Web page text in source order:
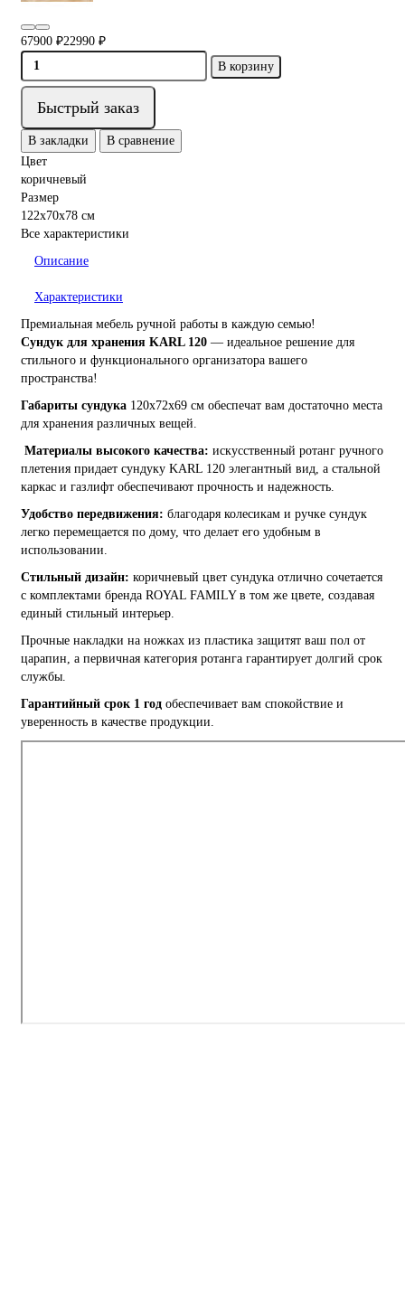
67900 ₽22990 ₽
В корзину
Быстрый заказ
В закладки
В сравнение
Цвет
коричневый
Размер
122х70х78 см
Все характеристики
Описание
Характеристики
Премиальная мебель ручной работы в каждую семью!
Сундук для хранения KARL 120 — идеальное решение для
стильного и функционального организатора вашего
пространства!
Габариты сундука 120х72х69 см обеспечат вам достаточно места
для хранения различных вещей.
Материалы высокого качества: искусственный ротанг ручного
плетения придает сундуку KARL 120 элегантный вид, а стальной
каркас и газлифт обеспечивают прочность и надежность.
Удобство передвижения: благодаря колесикам и ручке сундук
легко перемещается по дому, что делает его удобным в
использовании.
Стильный дизайн: коричневый цвет сундука отлично сочетается
с комплектами бренда ROYAL FAMILY в том же цвете, создавая
единый стильный интерьер.
Прочные накладки на ножках из пластика защитят ваш пол от
царапин, а первичная категория ротанга гарантирует долгий срок
службы.
Гарантийный срок 1 год обеспечивает вам спокойствие и
уверенность в качестве продукции.